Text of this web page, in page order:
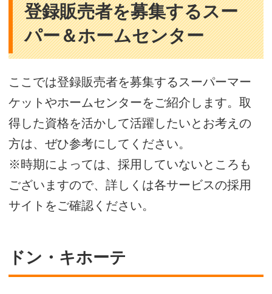
登録販売者を募集するスー
パー＆ホームセンター
ここでは登録販売者を募集するスーパーマー
ケットやホームセンターをご紹介します。取
得した資格を活かして活躍したいとお考えの
方は、ぜひ参考にしてください。
※時期によっては、採用していないところも
ございますので、詳しくは各サービスの採用
サイトをご確認ください。
ドン・キホーテ